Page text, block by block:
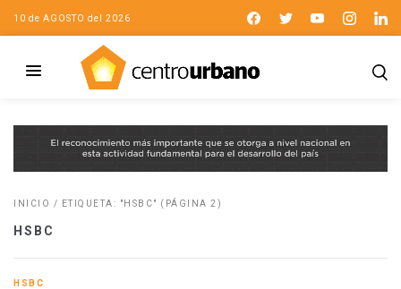
10 de AGOSTO del 2026
INICIO / ETIQUETA: "HSBC" (PÁGINA 2)
HSBC
HSBC